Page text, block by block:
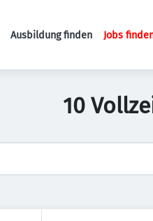
Ausbildung finden Jobs
10